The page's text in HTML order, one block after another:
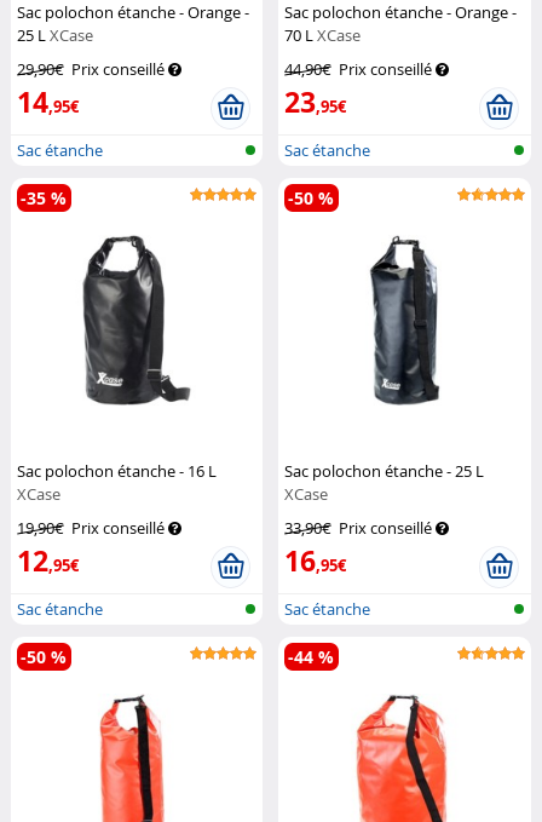
Sac polochon étanche - Orange -
25 LXCase
29,90€ Prix conseillé
14,95€
Sac étanche
Sac polochon étanche - Orange -
70 LXCase
44,90€ Prix conseillé
23,95€
Sac étanche
Sac polochon étanche - 16 L
XCase
19,90€ Prix conseillé
12,95€
-35 %
Sac étanche
Sac polochon étanche - 25 L
XCase
33,90€ Prix conseillé
16,95€
-50 %
Sac étanche
-50 % -44 %